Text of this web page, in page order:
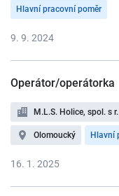
Hlavní pracovní poměr
9. 9. 2024
Operátor/operátorka
M.L.S. Holice, spol. s
Olomoucký Hlavní
16. 1. 2025